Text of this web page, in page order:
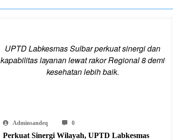
UPTD Labkesmas Sulbar perkuat sinergi dan
kapabilitas layanan lewat rakor Regional 8 demi
kesehatan lebih baik.
Adminsandeq 0
Perkuat Sinergi Wilayah, UPTD Labkesmas